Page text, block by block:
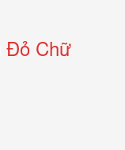
Đỏ Chữ